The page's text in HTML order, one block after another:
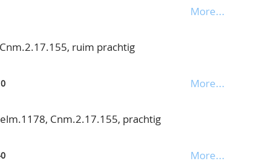
rechterhand een speer waarop een
afsnede mmt HAC NITIMVR -
Cnm.2.17.155
More...
ruim prachtig
More...
Cnm.2.17.155, prachtig
More...